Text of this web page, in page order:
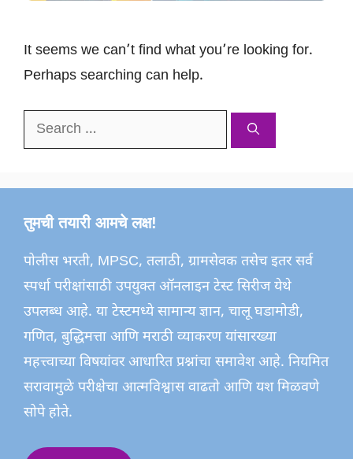
It seems we can’t find what you’re looking for.
Perhaps searching can help.
Search
for:
तुमची तयारी आमचे लक्ष!
पोलीस भरती, MPSC, तलाठी, ग्रामसेवक तसेच इतर सर्व
स्पर्धा परीक्षांसाठी उपयुक्त ऑनलाइन टेस्ट सिरीज येथे
उपलब्ध आहे. या टेस्टमध्ये सामान्य ज्ञान, चालू घडामोडी,
गणित, बुद्धिमत्ता आणि मराठी व्याकरण यांसारख्या
महत्त्वाच्या विषयांवर आधारित प्रश्नांचा समावेश आहे. नियमित
सरावामुळे परीक्षेचा आत्मविश्वास वाढतो आणि यश मिळवणे
सोपे होते.